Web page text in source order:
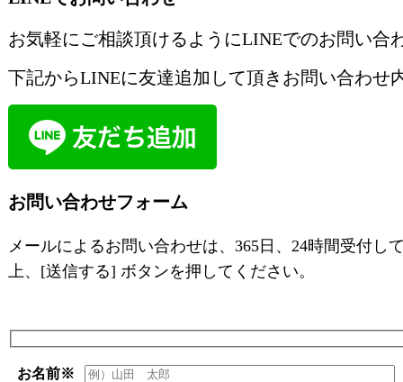
お気軽にご相談頂けるようにLINEでのお問い合
下記からLINEに友達追加して頂きお問い合わせ
お問い合わせフォーム
メールによるお問い合わせは、365日、24時間受付し
上、[送信する] ボタンを押してください。
お名前※